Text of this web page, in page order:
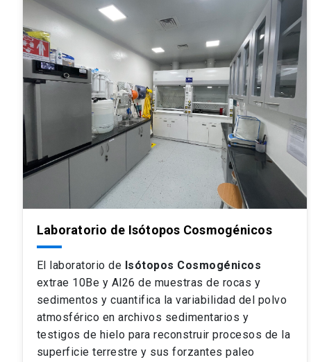
Laboratorio de Isótopos Cosmogénicos
El laboratorio de Isótopos Cosmogénicos
extrae 10Be y Al26 de muestras de rocas y
sedimentos y cuantifica la variabilidad del polvo
atmosférico en archivos sedimentarios y
testigos de hielo para reconstruir procesos de la
superficie terrestre y sus forzantes paleo